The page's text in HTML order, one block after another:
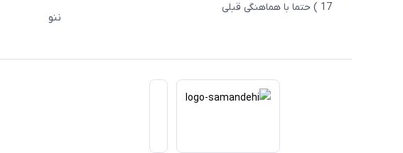
17 ) حتما با هماهنگی قبلی
ننو